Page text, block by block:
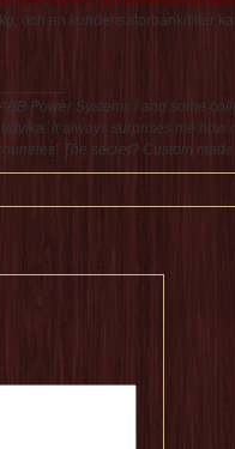
och en kondensatorbank/filter
Power Systems I and some
It always surprises me how
The secret? Custom made.